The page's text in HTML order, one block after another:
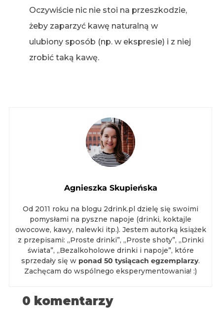
Oczywiście nic nie stoi na przeszkodzie,
żeby zaparzyć kawę naturalną w
ulubiony sposób (np. w ekspresie) i z niej
zrobić taką kawę.
Agnieszka Skupieńska
Od 2011 roku na blogu 2drink.pl dzielę się swoimi
pomysłami na pyszne napoje (drinki, koktajle
owocowe, kawy, nalewki itp.). Jestem autorką książek
z przepisami: „Proste drinki”, „Proste shoty”, „Drinki
świata”, „Bezalkoholowe drinki i napoje”, które
sprzedały się w ponad 50 tysiącach egzemplarzy.
Zachęcam do wspólnego eksperymentowania! :)
0 komentarzy